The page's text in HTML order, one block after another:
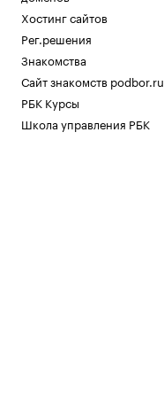
Хостинг сайтов
Рег.решения
Знакомства
Сайт знакомств podbor.ru
РБК Курсы
Школа управления РБК